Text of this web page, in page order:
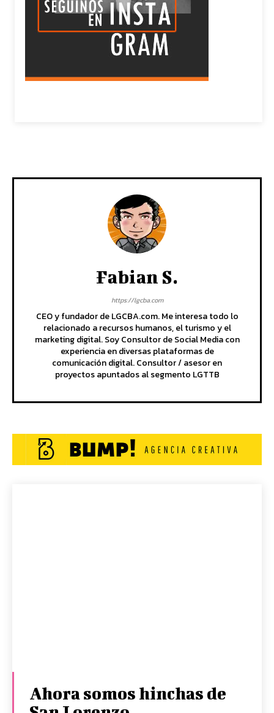
Fabian S.
https://lgcba.com
CEO y fundador de LGCBA.com. Me interesa todo lo
relacionado a recursos humanos, el turismo y el
marketing digital. Soy Consultor de Social Media con
experiencia en diversas plataformas de
comunicación digital. Consultor / asesor en
proyectos apuntados al segmento LGTTB
Ahora somos hinchas de